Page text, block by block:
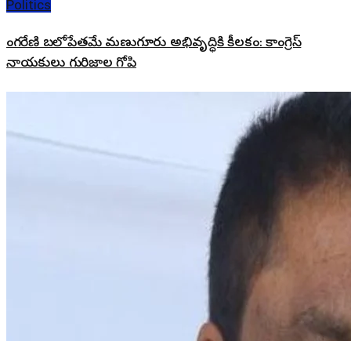
Politics
సింగరేణి బలోపేతమే మణుగూరు అభివృద్ధికి కీలకం: కాంగ్రెస్
నాయకులు గురిజాల గోపి